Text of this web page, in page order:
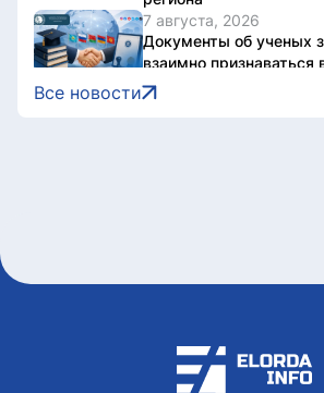
7 августа, 2026
Документы об ученых
взаимно
7 августа, 2026
Свыше 1900 ИИ-
средневековья: что
гостей Comic Con
Все новости